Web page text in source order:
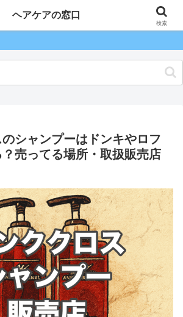
ヘアケアの窓口
シャンプーはドンキやロフ
？売ってる場所・取扱販売店
ヘアケアの窓口
検索